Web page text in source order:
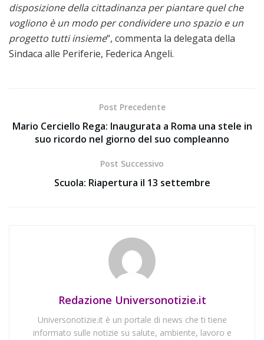
disposizione della cittadinanza per piantare quel che
vogliono è un modo per condividere uno spazio e un
progetto tutti insieme“, commenta la delegata della
Sindaca alle Periferie, Federica Angeli.
Post Precedente
Mario Cerciello Rega: Inaugurata a Roma una stele in
suo ricordo nel giorno del suo compleanno
Post Successivo
Scuola: Riapertura il 13 settembre
Redazione Universonotizie.it
Universonotizie.it è un portale di news che ti tiene
informato sulle notizie su salute, ambiente, lavoro e